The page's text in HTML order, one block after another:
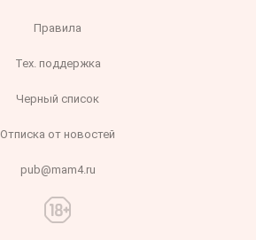
Правила
Тех. поддержка
Черный список
Отписка от новостей
pub@mam4.ru